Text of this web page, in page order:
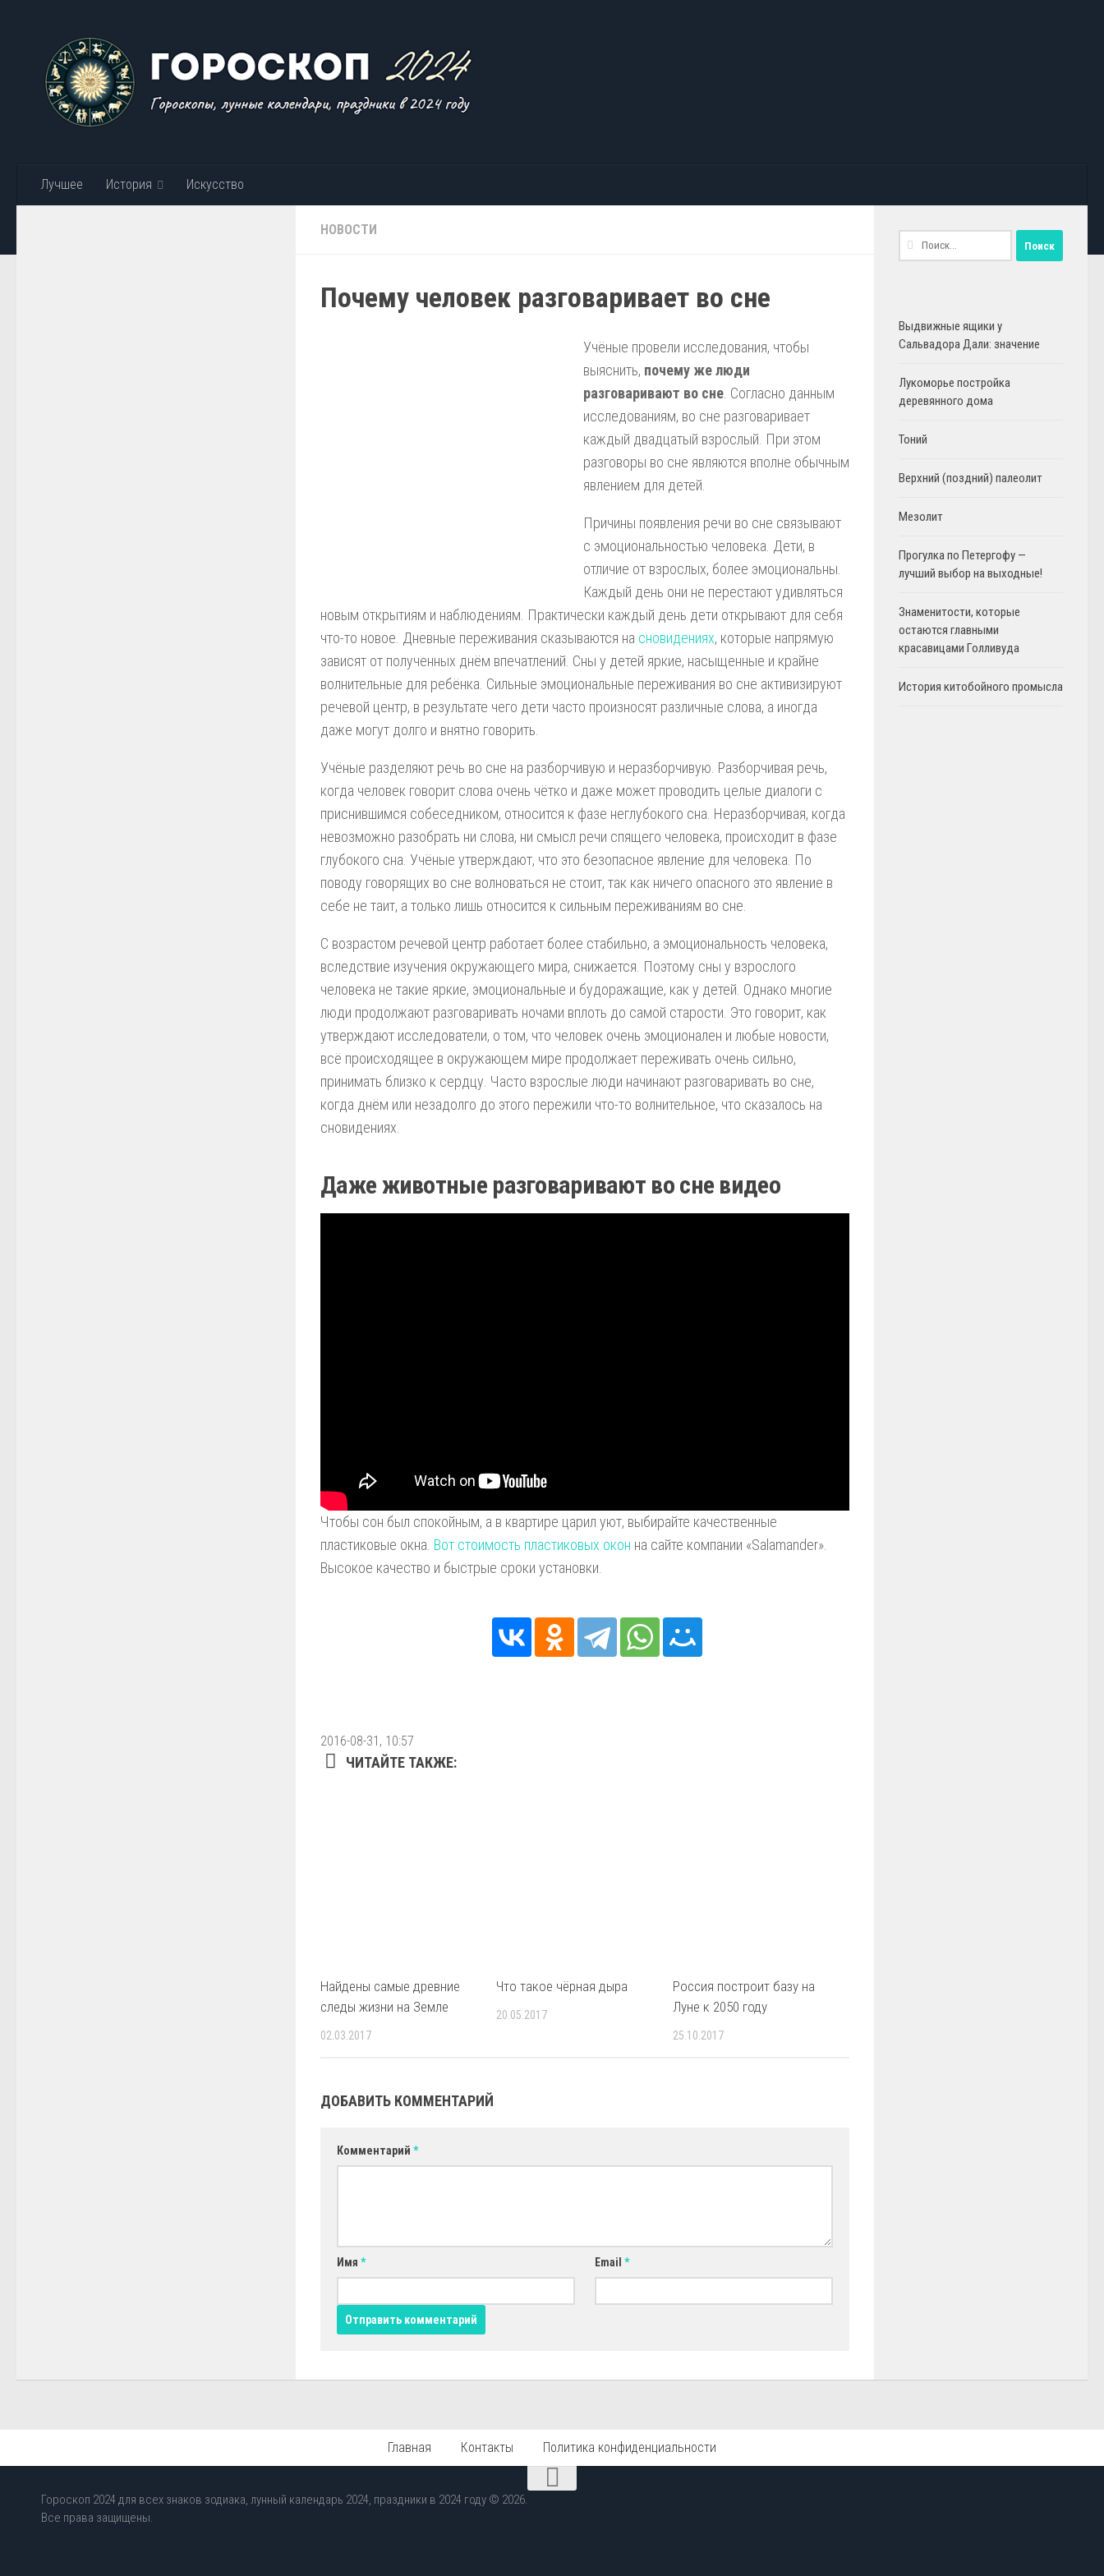
Лучшее История Искусство
НОВОСТИ
Почему человек разговаривает во сне
Учёные провели исследования, чтобы
выяснить, почему же люди
разговаривают во сне . Согласно данным
исследованиям, во сне разговаривает
каждый двадцатый взрослый. При этом
разговоры во сне являются вполне обычным
явлением для детей.
Причины появления речи во сне связывают
с эмоциональностью человека. Дети, в
отличие от взрослых, более эмоциональны.
Каждый день они не перестают удивляться
новым открытиям и наблюдениям. Практически каждый день дети открывают для себя
что-то новое. Дневные переживания сказываются на сновидениях, которые напрямую
зависят от полученных днём впечатлений. Сны у детей яркие, насыщенные и крайне
волнительные для ребёнка. Сильные эмоциональные переживания во сне активизируют
речевой центр, в результате чего дети часто произносят различные слова, а иногда
даже могут долго и внятно говорить.
Учёные разделяют речь во сне на разборчивую и неразборчивую. Разборчивая речь,
когда человек говорит слова очень чётко и даже может проводить целые диалоги с
приснившимся собеседником, относится к фазе неглубокого сна. Неразборчивая, когда
невозможно разобрать ни слова, ни смысл речи спящего человека, происходит в фазе
глубокого сна. Учёные утверждают, что это безопасное явление для человека. По
поводу говорящих во сне волноваться не стоит, так как ничего опасного это явление в
себе не таит, а только лишь относится к сильным переживаниям во сне.
С возрастом речевой центр работает более стабильно, а эмоциональность человека,
вследствие изучения окружающего мира, снижается. Поэтому сны у взрослого
человека не такие яркие, эмоциональные и будоражащие, как у детей. Однако многие
люди продолжают разговаривать ночами вплоть до самой старости. Это говорит, как
утверждают исследователи, о том, что человек очень эмоционален и любые новости,
всё происходящее в окружающем мире продолжает переживать очень сильно,
принимать близко к сердцу. Часто взрослые люди начинают разговаривать во сне,
когда днём или незадолго до этого пережили что-то волнительное, что сказалось на
сновидениях.
Даже животные разговаривают во сне видео
Чтобы сон был спокойным, а в квартире царил уют, выбирайте качественные
пластиковые окна. Вот стоимость пластиковых окон на сайте компании «Salamander».
Высокое качество и быстрые сроки установки.
2016-08-31, 10:57
ЧИТАЙТЕ ТАКЖЕ:
Найдены самые древние
следы жизни на Земле
02.03.2017
Что такое чёрная дыра
20.05.2017
Россия построит базу на
Луне к 2050 году
25.10.2017
ДОБАВИТЬ КОММЕНТАРИЙ
Комментарий *
Имя * Email*
Найти:
Выдвижные ящики у
Сальвадора Дали: значение
Лукоморье постройка
деревянного дома
Тоний
Верхний (поздний) палеолит
Мезолит
Прогулка по Петергофу —
лучший выбор на выходные!
Знаменитости, которые
остаются главными
красавицами Голливуда
История китобойного промысла
Главная Контакты Политика конфиденциальности
Гороскоп 2024 для всех знаков зодиака, лунный календарь 2024, праздники в 2024 году © 2026.
Все права защищены.